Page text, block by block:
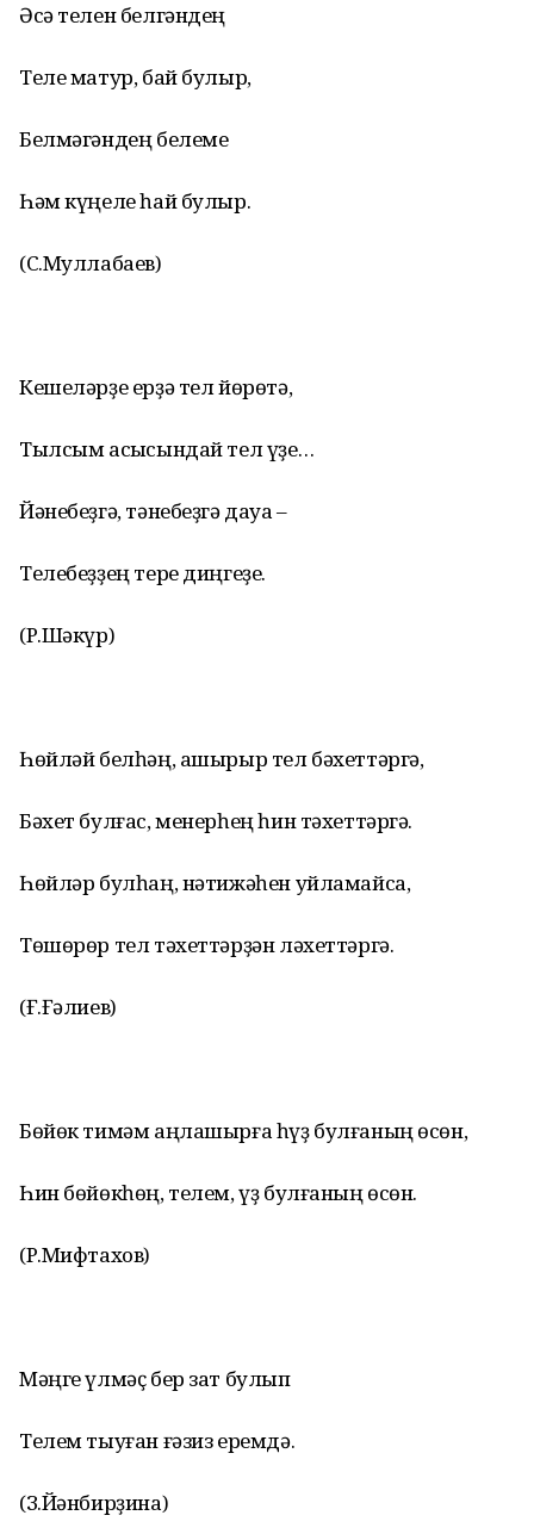
Әсә телен белгәндең
Теле матур, бай булыр,
Белмәгәндең белеме
Һәм күңеле һай булыр.
(С.Муллабаев)
Кешеләрҙе ерҙә тел йөрөтә,
Тылсым асҡысындай тел үҙе…
Йәнебеҙгә, тәнебеҙгә дауа –
Телебеҙҙең тере диңгеҙе.
(Р.Шәкүр)
Һөйләй белһәң, ашырыр тел бәхеттәргә,
Бәхет булғас, менерһең һин тәхеттәргә.
Һөйләр булһаң, нәтижәһен уйламайса,
Төшөрөр тел тәхеттәрҙән ләхеттәргә.
(Ғ.Ғәлиев)
Бөйөк тимәм аңлашырға һүҙ булғаның өсөн,
Һин бөйөкһөң, телем, үҙ булғаның өсөн.
(Р.Мифтахов)
Мәңге үлмәҫ бер зат булып
Телем тыуған ғәзиз еремдә.
(З.Йәнбирҙина)